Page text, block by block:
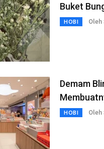
Buket
HOBI Oleh
Demam
HOBI Oleh